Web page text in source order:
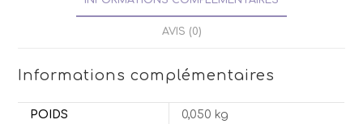
AVIS (0)
Informations complémentaires
POIDS 0,050 kg